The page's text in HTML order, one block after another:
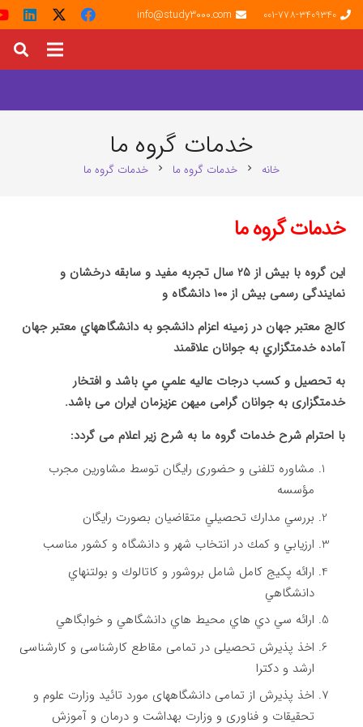
001-778-3409340
info@study3000.com
خدمات گروه ما
خانه chevron_right خدمات گروه ما chevron_right خدمات گروه ما
خدمات گروه ما
اين گروه با بيش از ۲۵ سال تجربه مفيد و سابقه درخشان و
نمایندگی رسمی بیش از ۱۰۰ دانشگاه و
کالج معتبر جهان در زمينه اعزام دانشجو به دانشگاههاي معتبر جهان
آماده خدمتگزاري به جوانان علاقمند
به تحصيل و كسب درجات عاليه علمي مي باشد و افتخار
خدمتگزاری به جوانان گرامی میهن عزیزمان ایران می باشد.
با احترام شرح خدمات گروه ما به شرح زیر اعلام می گردد:
مشاوره تلفنی و حضوری رایگان توسط مشاورين مجرب
مؤسسه
بررسي مدارك تحصيلي متقاضيان بصورت رايگان
ارزيابي و كمك در انتخاب شهر و دانشگاه و كشور مناسب
ارائه پكيج كامل شامل بروشور و كاتالوك و بولتنهاي
دانشگاهي
ارائه سي دي هاي محيط هاي دانشگاهي و خوابگاهي
اخذ پذیرش تحصیلی در تمامی مقاطع کارشناسی و کارشناسی
ارشد و دکترا
اخذ پذیرش از تمامی دانشگاههای مورد تائید وزارت علوم و
تحقیقات و فناوری و وزارت بهداشت و درمان و آموزش